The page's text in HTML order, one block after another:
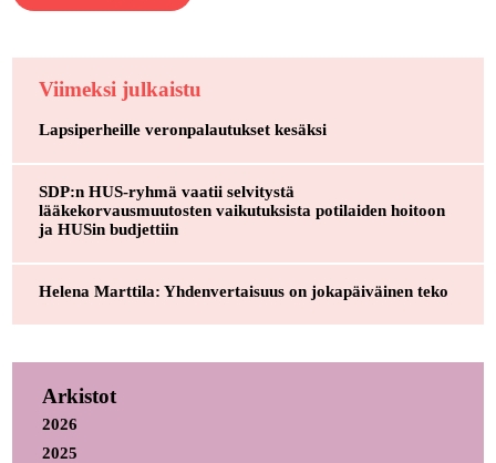
Viimeksi julkaistu
Lapsiperheille veronpalautukset kesäksi
SDP:n HUS-ryhmä vaatii selvitystä
lääkekorvausmuutosten vaikutuksista potilaiden hoitoon
ja HUSin budjettiin
Helena Marttila: Yhdenvertaisuus on jokapäiväinen teko
Arkistot
2026
2025